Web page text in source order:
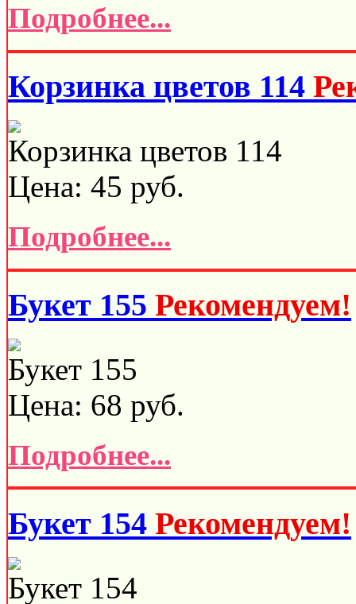
Подробнее...
Корзинка цветов 114
Корзинка цветов 114
Цена: 45 руб.
Подробнее...
Букет 155 Рекомендуем!
Букет 155
Цена: 68 руб.
Подробнее...
Букет 154 Рекомендуем!
Букет 154